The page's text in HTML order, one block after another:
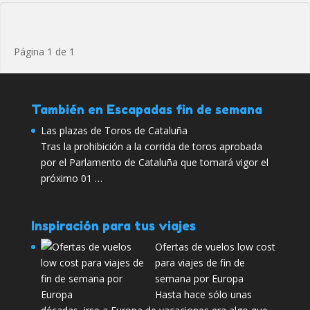
Página 1 de 1
También en Escapadas fin de semana
Las plazas de Toros de Cataluña
Tras la prohibición a la corrida de toros aprobada
por el Parlamento de Cataluña que tomará vigor el
próximo 01 …
Inspiración para tus viajes
Ofertas de vuelos low cost
para viajes de fin de
semana por Europa
Hasta hace sólo unas